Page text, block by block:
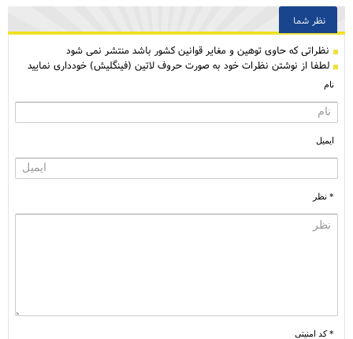
نظر شما
نظراتی كه حاوی توهین و مغایر قوانین کشور باشد منتشر نمی شود
لطفا از نوشتن نظرات خود به صورت حروف لاتین (فینگلیش) خودداری نمایید
نام
ایمیل
* نظر
* کد امنیتی